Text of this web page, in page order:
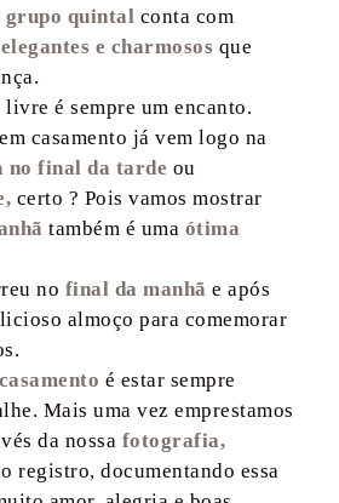
grupo quintal conta com
e charmosos que
livre é sempre um encanto.
casamento já vem logo na
no final da tarde ou
certo ? Pois vamos mostrar
também é uma ótima
no final da manhã e após
almoço para comemorar
é estar sempre
Mais uma vez emprestamos
da nossa fotografia,
registro, documentando essa